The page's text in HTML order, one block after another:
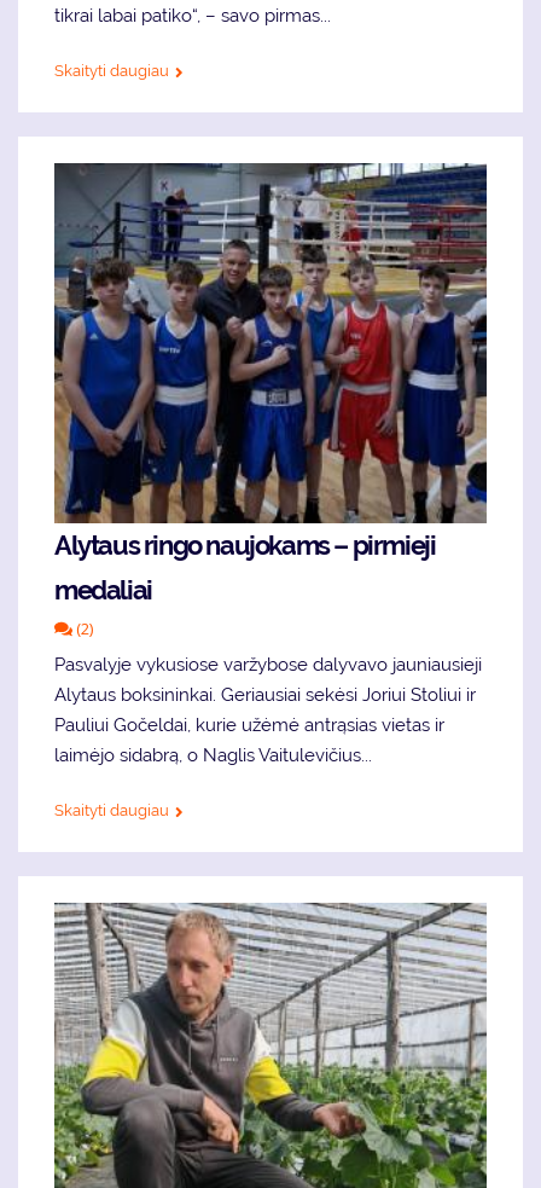
tikrai labai patiko“, – savo pirmas...
Skaityti daugiau
Alytaus ringo naujokams – pirmieji
medaliai
(2)
Pasvalyje vykusiose varžybose dalyvavo jauniausieji
Alytaus boksininkai. Geriausiai sekėsi Joriui Stoliui ir
Pauliui Gočeldai, kurie užėmė antrąsias vietas ir
laimėjo sidabrą, o Naglis Vaitulevičius...
Skaityti daugiau